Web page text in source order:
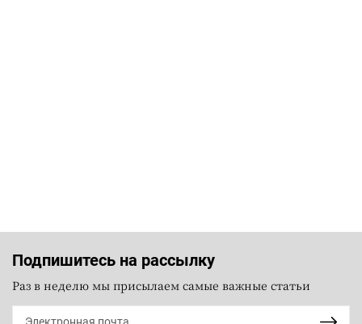
Подпишитесь на рассылку
Раз в неделю мы присылаем самые важные статьи